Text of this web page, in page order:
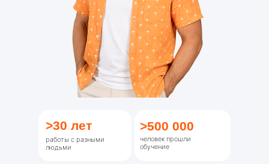
>30 лет
работы с разными
людьми
>500 000
человек прошли
обучение